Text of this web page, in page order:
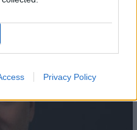
Privacy Policy